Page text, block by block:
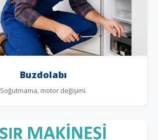
Buzdolabı
Soğutmama, motor değişimi.